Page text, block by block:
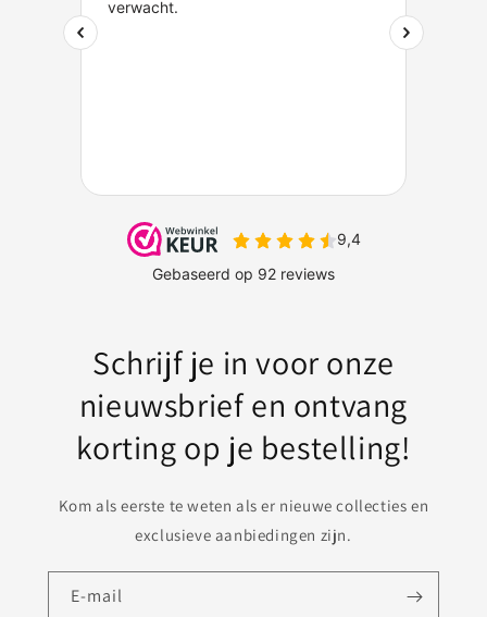
Schrijf je in voor onze
nieuwsbrief en ontvang
korting op je bestelling!
Kom als eerste te weten als er nieuwe collecties en
exclusieve aanbiedingen zijn.
E‑mail